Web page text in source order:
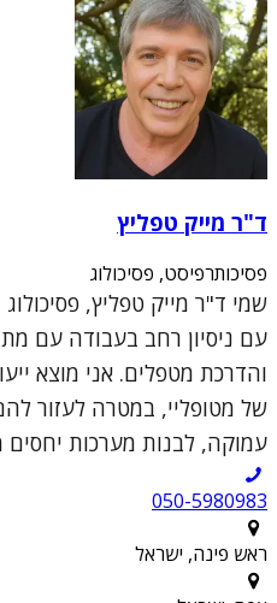
ד"ר מייק טפליץ
פסיכותרפיסט, פסיכולוג
שמי ד"ר מייק טפליץ,
עם ניסיון רחב בעבודה עם
והדרכת מטפלים. אני מוצא
של מטופליי, במטרה לעזור
עמוקה, לבנות מערכות יחסים
050-5980983
ראש פינה, ישראל